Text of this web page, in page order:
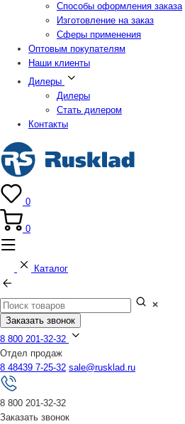
Способы оформления заказа
Изготовление на заказ
Сферы применения
Оптовым покупателям
Наши клиенты
Дилеры
Дилеры
Стать дилером
Контакты
0
0
Каталог
Заказать звонок
8 800 201-32-32
Отдел продаж
8 48439 7-25-32 sale@rusklad.ru
8 800 201-32-32
Заказать звонок